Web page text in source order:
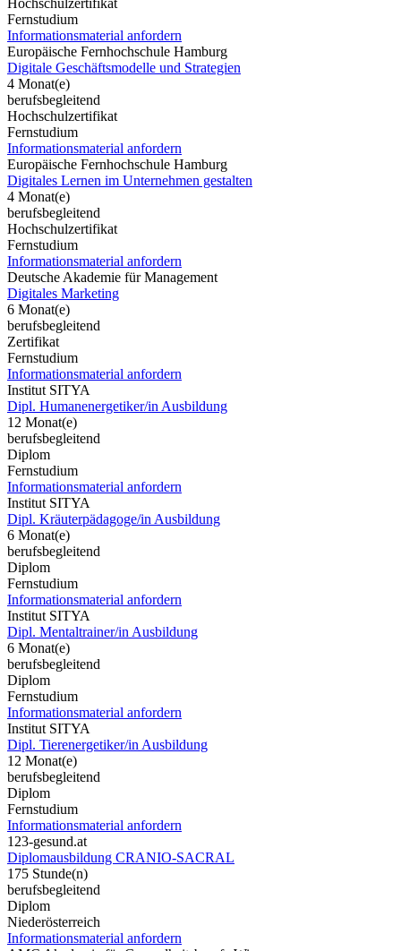
Hochschulzertifikat
Fernstudium
Informationsmaterial anfordern
Europäische Fernhochschule Hamburg
Digitale Geschäftsmodelle und Strategien
4 Monat(e)
berufsbegleitend
Hochschulzertifikat
Fernstudium
Informationsmaterial anfordern
Europäische Fernhochschule Hamburg
Digitales Lernen im Unternehmen gestalten
4 Monat(e)
berufsbegleitend
Hochschulzertifikat
Fernstudium
Informationsmaterial anfordern
Deutsche Akademie für Management
Digitales Marketing
6 Monat(e)
berufsbegleitend
Zertifikat
Fernstudium
Informationsmaterial anfordern
Institut SITYA
Dipl. Humanenergetiker/in Ausbildung
12 Monat(e)
berufsbegleitend
Diplom
Fernstudium
Informationsmaterial anfordern
Institut SITYA
Dipl. Kräuterpädagoge/in Ausbildung
6 Monat(e)
berufsbegleitend
Diplom
Fernstudium
Informationsmaterial anfordern
Institut SITYA
Dipl. Mentaltrainer/in Ausbildung
6 Monat(e)
berufsbegleitend
Diplom
Fernstudium
Informationsmaterial anfordern
Institut SITYA
Dipl. Tierenergetiker/in Ausbildung
12 Monat(e)
berufsbegleitend
Diplom
Fernstudium
Informationsmaterial anfordern
123-gesund.at
Diplomausbildung CRANIO-SACRAL
175 Stunde(n)
berufsbegleitend
Diplom
Niederösterreich
Informationsmaterial anfordern